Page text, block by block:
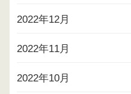
2022年12月
2022年11月
2022年10月